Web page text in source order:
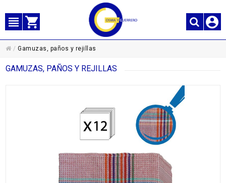
/Gamuzas, paños y rejillas
GAMUZAS, PAÑOS Y REJILLAS